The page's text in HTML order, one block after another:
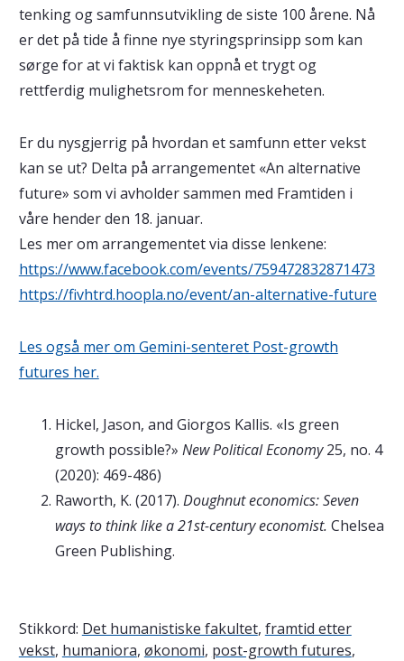
tenking og samfunnsutvikling de siste 100 årene. Nå
er det på tide å finne nye styringsprinsipp som kan
sørge for at vi faktisk kan oppnå et trygt og
rettferdig mulighetsrom for menneskeheten.
Er du nysgjerrig på hvordan et samfunn etter vekst
kan se ut? Delta på arrangementet «An alternative
future» som vi avholder sammen med Framtiden i
våre hender den 18. januar.
Les mer om arrangementet via disse lenkene:
https://www.facebook.com/events/759472832871473
https://fivhtrd.hoopla.no/event/an-alternative-future
Les også mer om Gemini-senteret Post-growth
futures her.
Hickel, Jason, and Giorgos Kallis. «Is green
growth possible?» New Political Economy25, no. 4
(2020): 469-486)
Raworth, K. (2017). Doughnut economics: Seven
ways to think like a 21st-century economist. Chelsea
Green Publishing.
Stikkord: Det humanistiske fakultet, framtid etter
vekst, humaniora, økonomi, post-growth futures,